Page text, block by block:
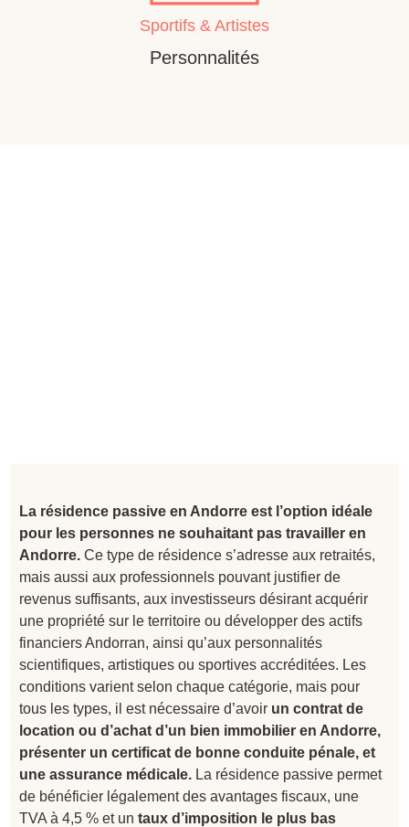
Sportifs & Artistes
Personnalités
La résidence passive en Andorre est l’option idéale
pour les personnes ne souhaitant pas travailler en
Andorre. Ce type de résidence s’adresse aux retraités,
mais aussi aux professionnels pouvant justifier de
revenus suffisants, aux investisseurs désirant acquérir
une propriété sur le territoire ou développer des actifs
financiers Andorran, ainsi qu’aux personnalités
scientifiques, artistiques ou sportives accréditées. Les
conditions varient selon chaque catégorie, mais pour
tous les types, il est nécessaire d’avoir un contrat de
location ou d’achat d’un bien immobilier en Andorre,
présenter un certificat de bonne conduite pénale, et
une assurance médicale. La résidence passive permet
de bénéficier légalement des avantages fiscaux, une
TVA à 4,5 % et untaux d’imposition le plus bas